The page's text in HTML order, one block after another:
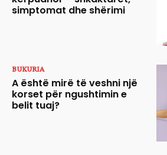
simptomat dhe shërimi
BUKURIA
A është mirë të veshni një
korset për ngushtimin e
belit tuaj?